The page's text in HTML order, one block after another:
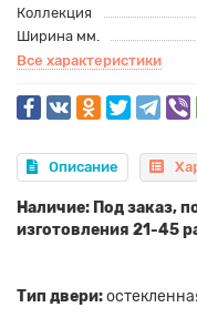
Коллекция
Ширина мм.
Все характеристики
Описание
Наличие: Под заказ,
изготовления 21-45
Тип двери: